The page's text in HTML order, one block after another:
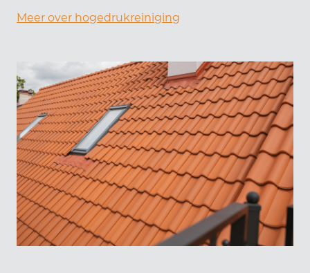
Meer over hogedrukreiniging